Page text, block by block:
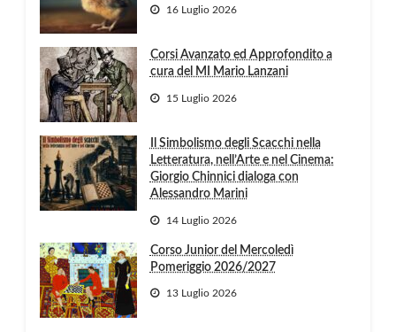
16 Luglio 2026
Corsi Avanzato ed Approfondito a
cura del MI Mario Lanzani
15 Luglio 2026
Il Simbolismo degli Scacchi nella
Letteratura, nell’Arte e nel Cinema:
Giorgio Chinnici dialoga con
Alessandro Marini
14 Luglio 2026
Corso Junior del Mercoledì
Pomeriggio 2026/2027
13 Luglio 2026